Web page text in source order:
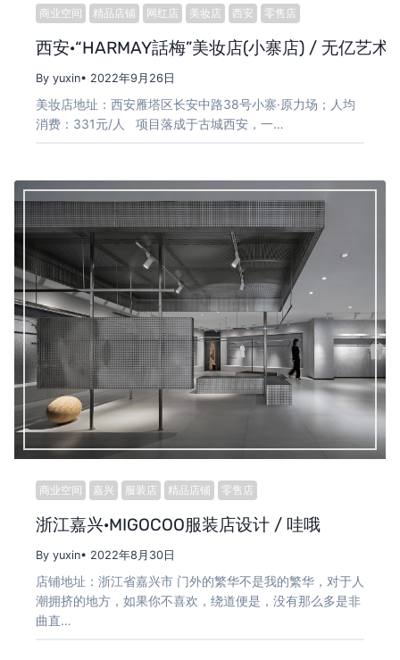
商业空间 精品店铺 网红店 美妆店 西安 零售店
西安·“HARMAY話梅”美妆店(小寨店) / 无亿艺术
By yuxin• 2022年9月26日
美妆店地址：西安雁塔区长安中路38号小寨·原力场；人均
消费：331元/人 项目落成于古城西安，一…
商业空间 嘉兴 服装店 精品店铺 零售店
浙江嘉兴·MIGOCOO服装店设计 / 哇哦
By yuxin• 2022年8月30日
店铺地址：浙江省嘉兴市 门外的繁华不是我的繁华，对于人
潮拥挤的地方，如果你不喜欢，绕道便是，没有那么多是非
曲直…